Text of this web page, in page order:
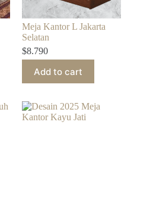
Meja Kantor L Jakarta
Selatan
$8.790
Add to cart